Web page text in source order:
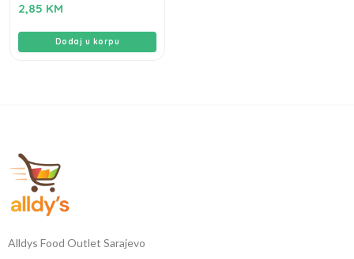
2,85 KM
Dodaj u korpu
Alldys Food Outlet Sarajevo